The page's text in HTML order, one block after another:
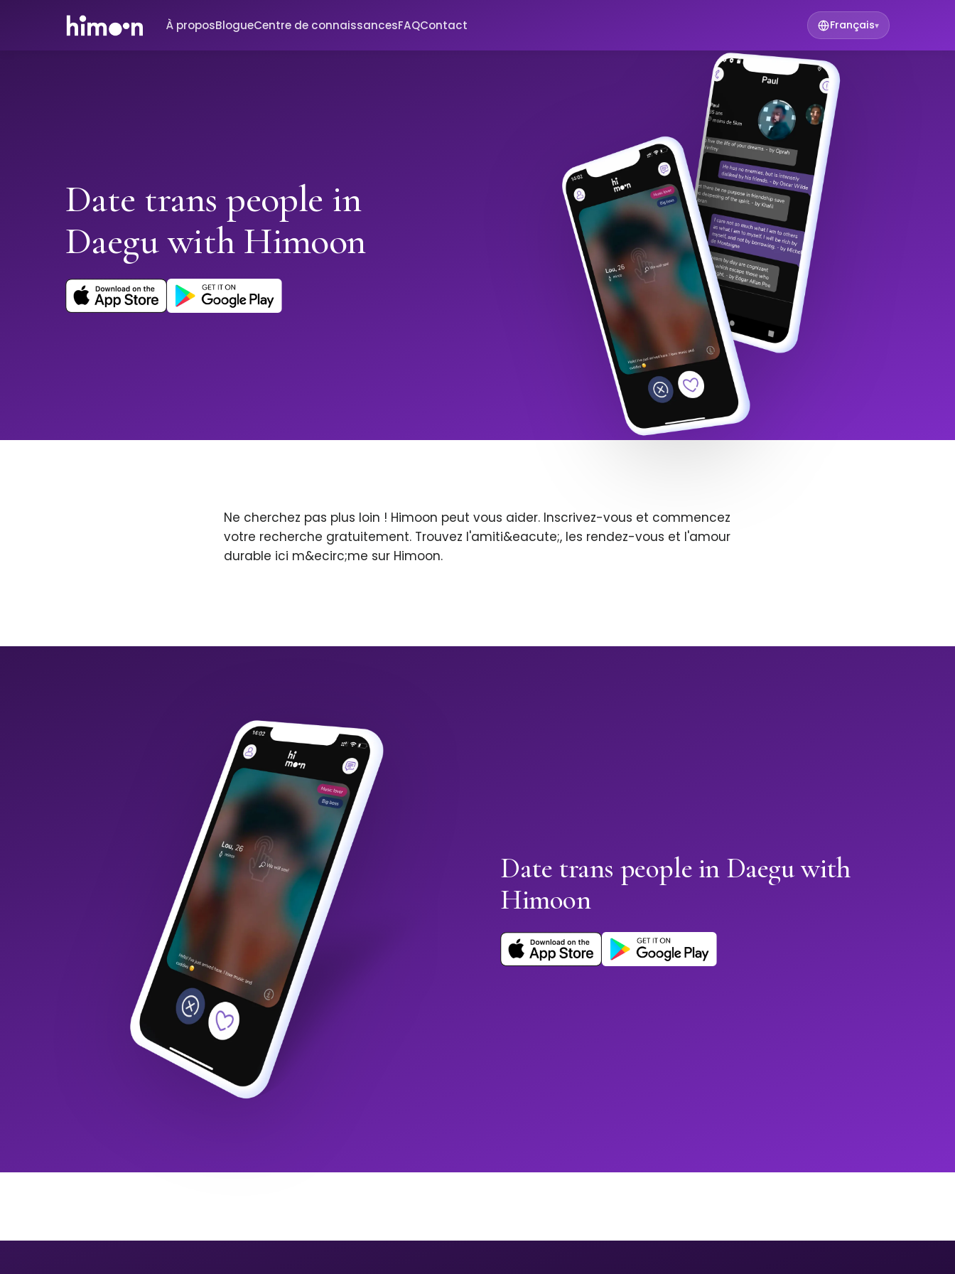
À proposBlogueCentre de connaissancesFAQContact Français▾
Date trans people in
Daegu with Himoon
Ne cherchez pas plus loin ! Himoon peut vous aider. Inscrivez-vous et commencez
votre recherche gratuitement. Trouvez l'amiti&eacute;, les rendez-vous et l'amour
durable ici m&ecirc;me sur Himoon.
Date trans people in Daegu with
Himoon